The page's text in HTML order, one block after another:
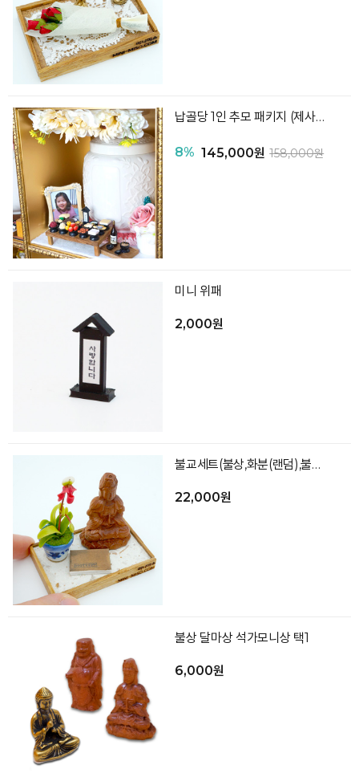
납골당 1인 추모 패키지 (제사상 향로상 꽃병 액자 러그 리스)
8% 145,000원 158,000원
미니 위패
2,000원
불교세트(불상,화분(랜덤),불교책,바닥)
22,000원
불상 달마상 석가모니상 택1
6,000원